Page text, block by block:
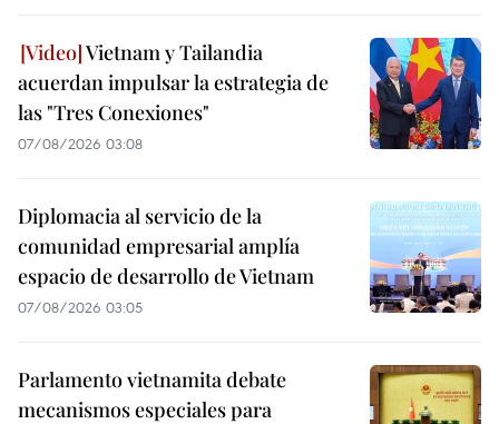
Vietnam y Tailandia
acuerdan impulsar la estrategia de
las "Tres Conexiones"
07/08/2026 03:08
Diplomacia al servicio de la
comunidad empresarial amplía
espacio de desarrollo de Vietnam
07/08/2026 03:05
Parlamento vietnamita debate
mecanismos especiales para